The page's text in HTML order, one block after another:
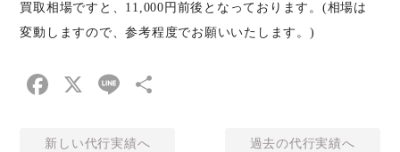
買取相場ですと、11,000円前後となっております。(相場は
変動しますので、参考程度でお願いいたします。)
Facebook
X Line
新しい代行実績へ 過去の代行実績へ